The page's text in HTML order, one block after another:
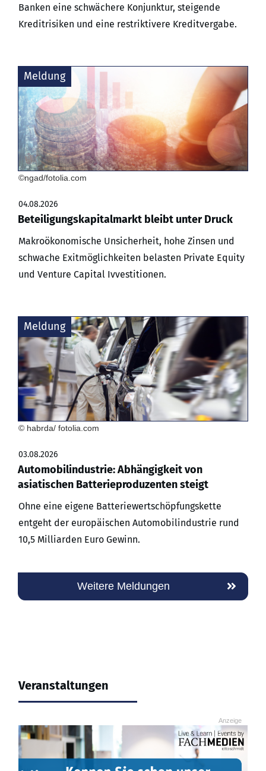
Banken eine schwächere Konjunktur, steigende
Kreditrisiken und eine restriktivere Kreditvergabe.
Meldung
©ngad/fotolia.com
04.08.2026
Beteiligungskapitalmarkt bleibt unter Druck
Makroökonomische Unsicherheit, hohe Zinsen und
schwache Exitmöglichkeiten belasten Private Equity
und Venture Capital Ivvestitionen.
Meldung
© habrda/ fotolia.com
03.08.2026
Automobilindustrie: Abhängigkeit von
asiatischen Batterieproduzenten steigt
Ohne eine eigene Batteriewertschöpfungskette
entgeht der europäischen Automobilindustrie rund
10,5 Milliarden Euro Gewinn.
Weitere Meldungen
Veranstaltungen
Anzeige